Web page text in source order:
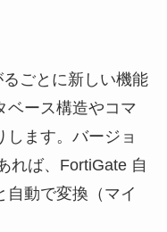
ごとに新しい機能
ベース構造やコマ
します。バージョ
れば、FortiGate 自
自動で変換（マイ